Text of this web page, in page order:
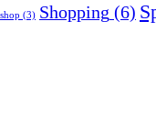
shop (3) Shopping (6)